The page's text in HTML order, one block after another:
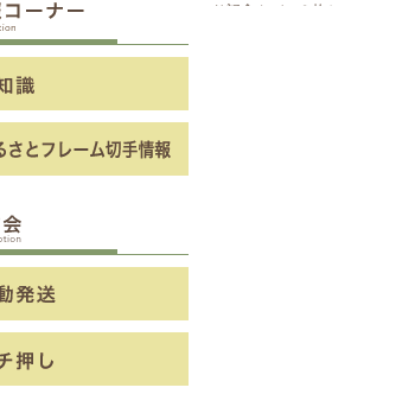
り記念カバー３枚セッ